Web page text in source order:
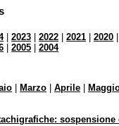
nuove modalità di
accesso consentito solo
sede di Mantova:
delle pratiche
per le imprese
ed eventi
iniziative della Camera di
|2023 |2022 |2021 |2020
|2005 |2004
Marzo |Aprile